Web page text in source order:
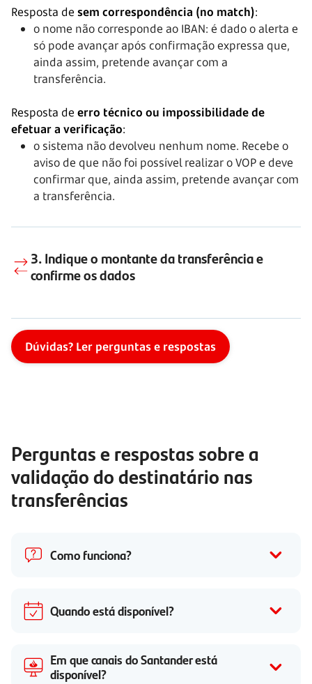
Resposta de sem correspondência (no match):
o nome não corresponde ao IBAN: é dado o alerta e
só pode avançar após confirmação expressa que,
ainda assim, pretende avançar com a
transferência.
Resposta de erro técnico ou impossibilidade de
efetuar a verificação:
o sistema não devolveu nenhum nome. Recebe o
aviso de que não foi possível realizar o VOP e deve
confirmar que, ainda assim, pretende avançar com
a transferência.
3. Indique o montanteda transferência e
confirme os dados
Dúvidas? Ler perguntas e respostas
Perguntas e respostas sobre a
validação do destinatário nas
transferências
Como funciona?
Quando está disponível?
Em que canais do Santander está
disponível?